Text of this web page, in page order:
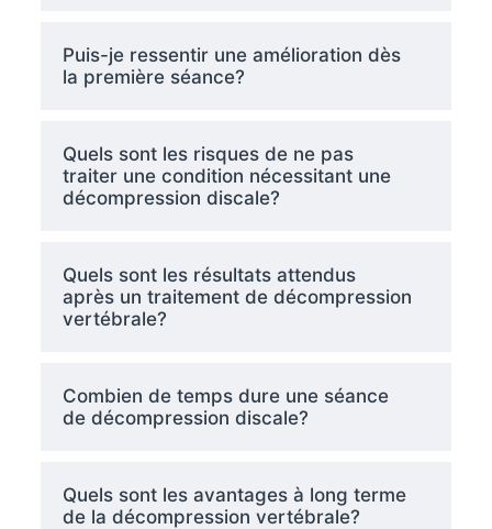
Puis-je ressentir une amélioration dès
la première séance?
Quels sont les risques de ne pas
traiter une condition nécessitant une
décompression discale?
Quels sont les résultats attendus
après un traitement de décompression
vertébrale?
Combien de temps dure une séance
de décompression discale?
Quels sont les avantages à long terme
de la décompression vertébrale?